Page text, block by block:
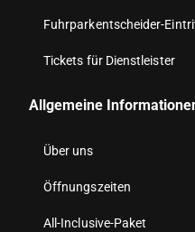
Fuhrparkentscheider-
Tickets für Dienstleister
Allgemeine
Über uns
Öffnungszeiten
All-Inclusive-Paket